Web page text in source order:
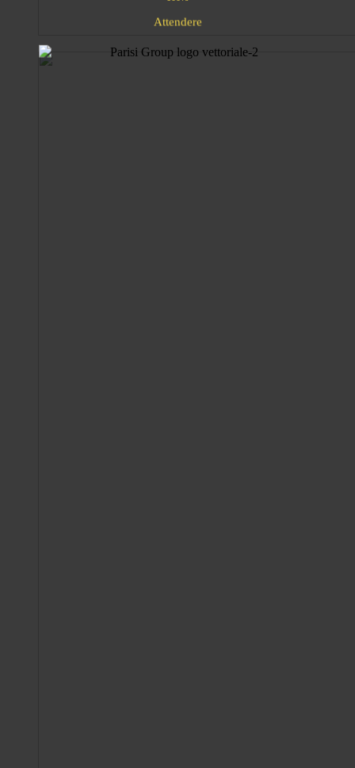
Attendere